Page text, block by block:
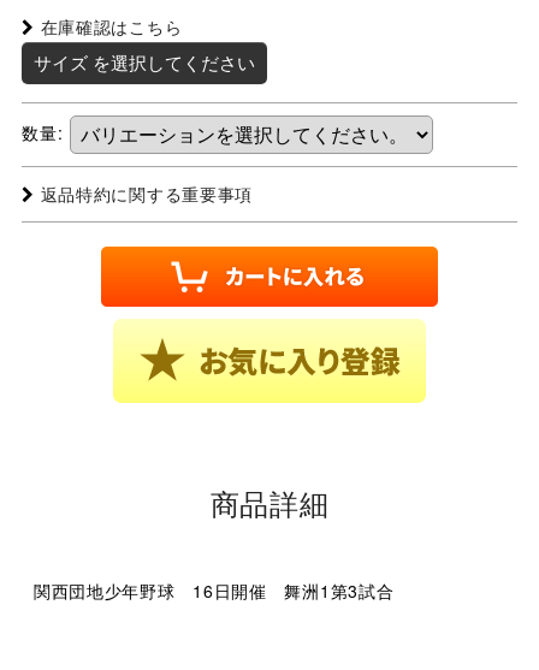
在庫確認はこちら
サイズ を選択してください
数量:
返品特約に関する重要事項
商品詳細
関西団地少年野球 16日開催 舞洲1第3試合